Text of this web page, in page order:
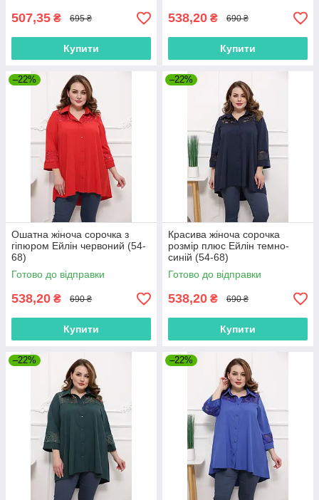
507,35 ₴ 695 ₴
Купити
538,20 ₴ 690 ₴
Купити
–22%
Ошатна жіноча сорочка з
гіпюром Ейлін червоний (54-
68)
Готово до відправки
538,20 ₴ 690 ₴
Купити
–22%
Красива жіноча сорочка
розмір плюс Ейлін темно-
синій (54-68)
Готово до відправки
538,20 ₴ 690 ₴
Купити
–22% –22%